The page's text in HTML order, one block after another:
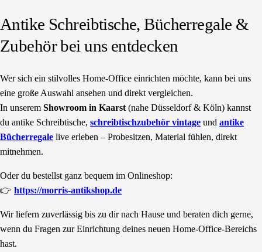
Antike Schreibtische, Bücherregale &
Zubehör bei uns entdecken
Wer sich ein stilvolles Home-Office einrichten möchte, kann bei uns
eine große Auswahl ansehen und direkt vergleichen.
In unserem Showroom in Kaarst (nahe Düsseldorf & Köln) kannst
du antike Schreibtische, schreibtischzubehör vintage und antike
Bücherregale live erleben – Probesitzen, Material fühlen, direkt
mitnehmen.
Oder du bestellst ganz bequem im Onlineshop:
👉 https://morris-antikshop.de
Wir liefern zuverlässig bis zu dir nach Hause und beraten dich gerne,
wenn du Fragen zur Einrichtung deines neuen Home-Office-Bereichs
hast.